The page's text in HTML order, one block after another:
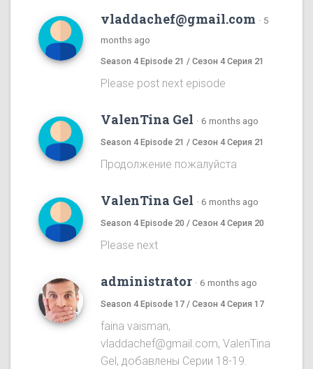
vladdachef@gmail.com · 5
months ago
Season 4 Episode 21 / Сезон 4 Серия 21
Please post next episode
ValenTina Gel · 6 months ago
Season 4 Episode 21 / Сезон 4 Серия 21
Продолжение пожалуйста
ValenTina Gel · 6 months ago
Season 4 Episode 20 / Сезон 4 Серия 20
Please next
administrator · 6 months ago
Season 4 Episode 17 / Сезон 4 Серия 17
faina vaisman,
vladdachef@gmail.com, ValenTina
Gel, добавлены Серии 18-19.